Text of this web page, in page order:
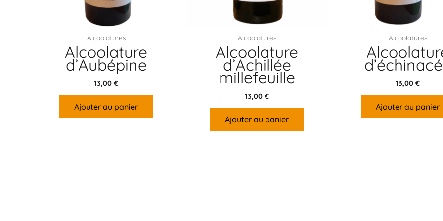
Alcoolatures
Alcoolature
d’Aubépine
13,00 €
Ajouter au panier
Alcoolatures
Alcoolature
d’Achillée
millefeuille
13,00 €
Ajouter au panier
Alcoolatures
13,00 €
Ajouter au panier